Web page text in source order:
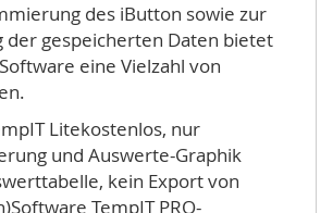
des iButton sowie zur
der gespeicherten Daten bietet
eine Vielzahl von
Litekostenlos, nur
und Auswerte-Graphik
kein Export von
TempIT PRO-